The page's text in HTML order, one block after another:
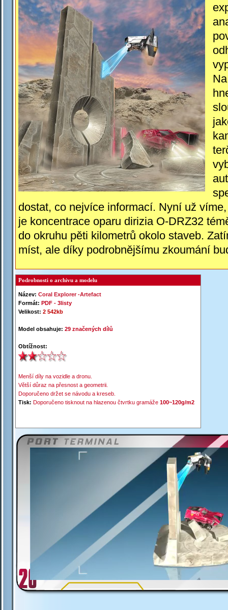
dostat, co nejvíce informací. Nyní už
je koncentrace oparu dirizia O-DRZ32
do okruhu pěti kilometrů okolo staveb.
míst, ale díky podrobnějšímu zkoumání
Podrobnosti o archivu a modelu
Název: Coral Explorer-Artefact
Formát: PDF - 3listy
Velikost: 2 542kb
Model obsahuje: 29 značených dílů
Obtížnost:
Menší díly na vozidle a dronu.
Větší důraz na přesnost a geometrii.
Doporučeno držet se návodu a kreseb.
Tisk: Doporučeno tisknout na hlazenou čtvrtku gramáže 100~120g/m2